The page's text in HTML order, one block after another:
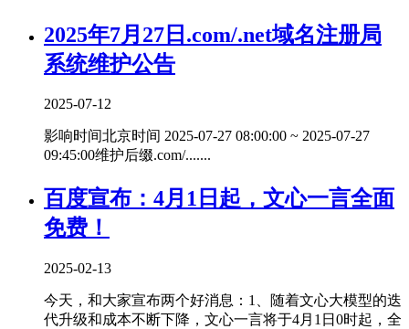
2025年7月27日.com/.net域名注册局
系统维护公告
2025-07-12
影响时间北京时间 2025-07-27 08:00:00 ~ 2025-07-27
09:45:00维护后缀.com/.......
百度宣布：4月1日起，文心一言全面
免费！
2025-02-13
今天，和大家宣布两个好消息：1、随着文心大模型的迭
代升级和成本不断下降，文心一言将于4月1日0时起，全